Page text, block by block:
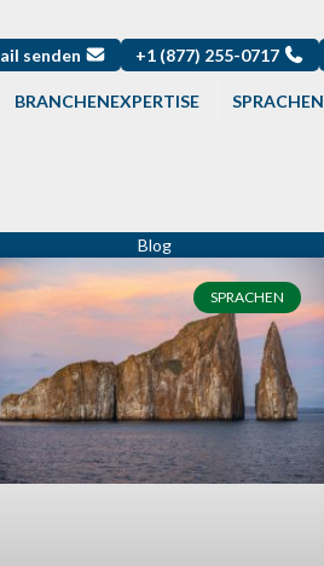
senden +1 (877) 255-0717
BRANCHENEXPERTISE SPRACHEN
SPRACHEN
SeiteSeiteSeite